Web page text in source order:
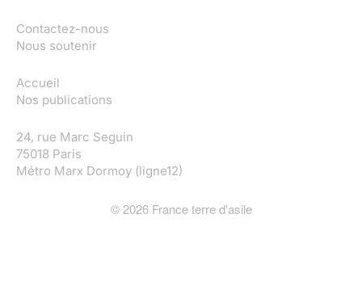
Contactez-nous
Nous soutenir
Accueil
Nos publications
24, rue Marc Seguin
75018 Paris
Métro Marx Dormoy (ligne12)
© 2026France terre d'asile